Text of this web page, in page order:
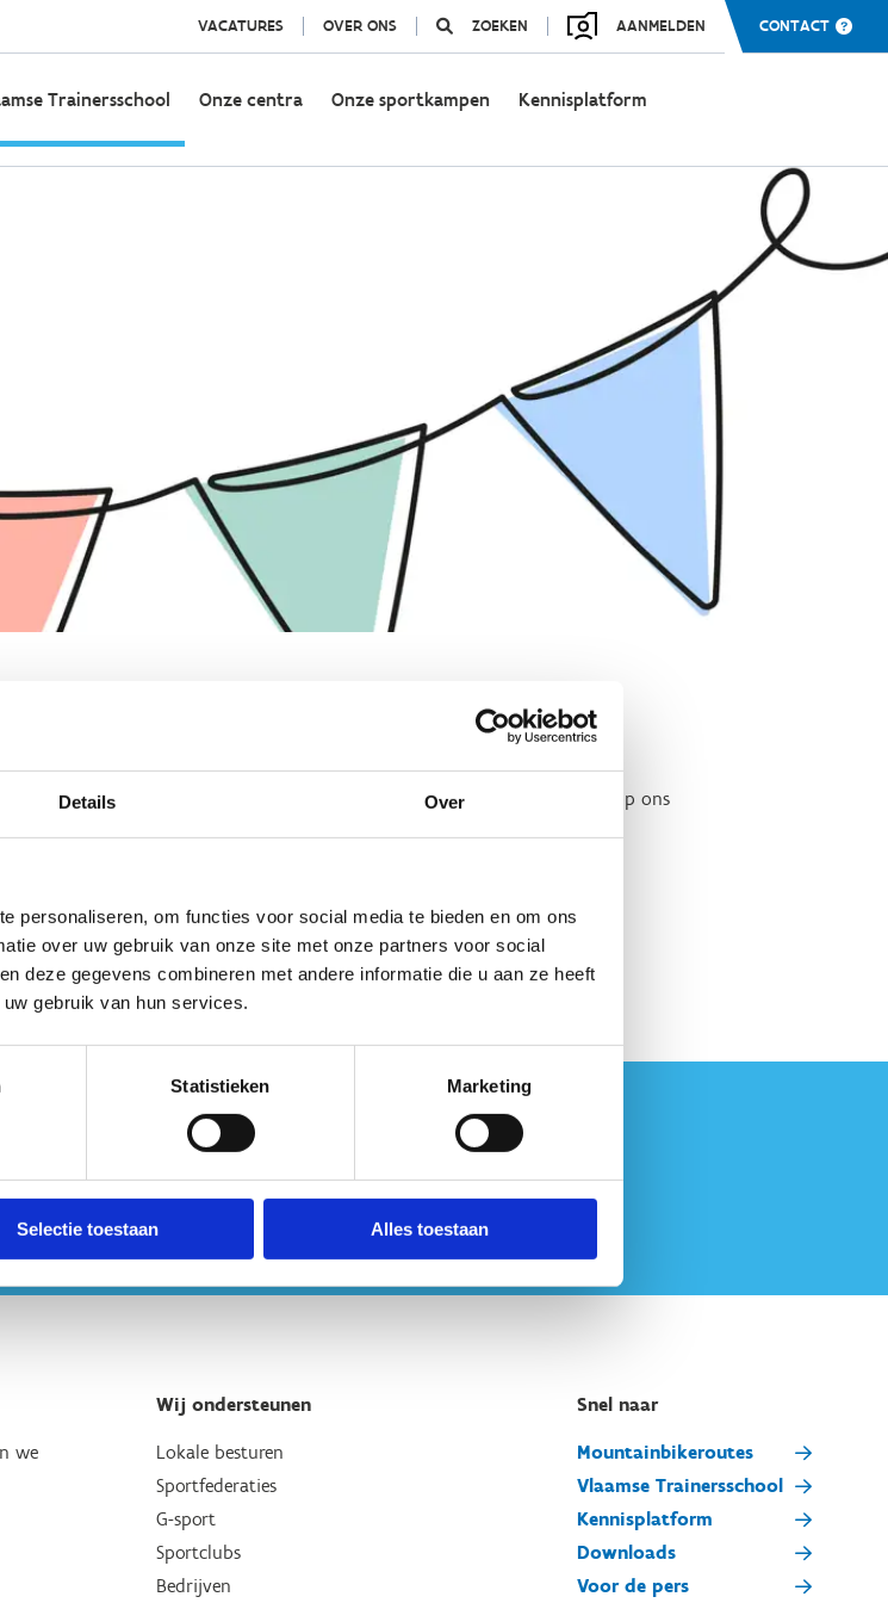
Details Over
personaliseren, om functies voor social media te bieden en om ons
over uw gebruik van onze site met onze partners voor social
deze gegevens combineren met andere informatie die u aan ze heeft
gebruik van hun services.
Statistieken Marketing
Selectie toestaan Alles toestaan
VACATURES OVER ONS ZOEKEN AANMELDEN CONTACT
Trainersschool Onze centra Onze sportkampen Kennisplatform
niet meer mogelijk via deze webpagina. Wens je alsnog aanwezig te zijn op ons
naar
we
Wij ondersteunen
Lokale besturen
Sportfederaties
G-sport
Sportclubs
Bedrijven
Snel naar
Mountainbikeroutes
Vlaamse Trainersschool
Kennisplatform
Downloads
Voor de pers